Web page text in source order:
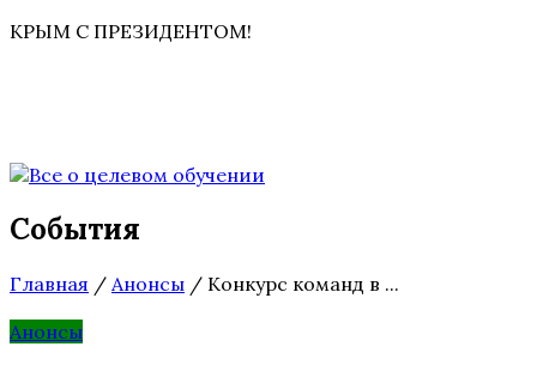
КРЫМ С ПРЕЗИДЕНТОМ!
События
Главная / Анонсы / Конкурс команд в ...
Анонсы